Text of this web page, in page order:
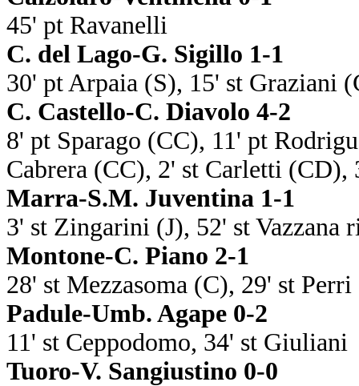
45' pt Ravanelli
C. del Lago-G. Sigillo 1-1
30' pt Arpaia (S), 15' st Graziani
C. Castello-C. Diavolo 4-2
8' pt Sparago (CC), 11' pt
Cabrera (CC), 2' st Carletti (CD),
Marra-S.M. Juventina 1-1
3' st Zingarini (J), 52' st Vazzana
Montone-C. Piano 2-1
28' st Mezzasoma (C), 29' st
Padule-Umb. Agape 0-2
11' st Ceppodomo, 34' st Giuliani
Tuoro-V. Sangiustino 0-0